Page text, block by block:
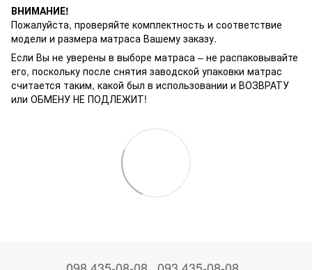
ВНИМАНИЕ!
Пожалуйста, проверяйте комплектность и соответствие
модели и размера матраса Вашему заказу.
Если Вы не уверены в выборе матраса – не распаковывайте
его, поскольку после снятия заводской упаковки матрас
считается таким, какой был в использовании и ВОЗВРАТУ
или ОБМЕНУ НЕ ПОДЛЕЖИТ!